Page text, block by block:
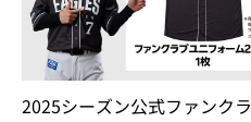
2025シーズン公式ファンク